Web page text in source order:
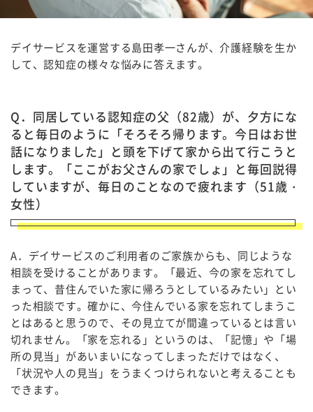
デイサービスを運営する島田孝一さんが、介護経験を生か
して、認知症の様々な悩みに答えます。
Q．同居している認知症の父（82歳）が、夕方にな
ると毎日のように「そろそろ帰ります。今日はお世
話になりました」と頭を下げて家から出て行こうと
します。「ここがお父さんの家でしょ」と毎回説得
していますが、毎日のことなので疲れます（51歳・
女性）
A．デイサービスのご利用者のご家族からも、同じような
相談を受けることがあります。「最近、今の家を忘れてし
まって、昔住んでいた家に帰ろうとしているみたい」とい
った相談です。確かに、今住んでいる家を忘れてしまうこ
とはあると思うので、その見立てが間違っているとは言い
切れません。「家を忘れる」というのは、「記憶」や「場
所の見当」があいまいになってしまっただけではなく、
「状況や人の見当」をうまくつけられないと考えることも
できます。